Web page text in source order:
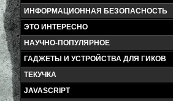
ИНФОРМАЦИОННАЯ БЕЗОПАСНОСТЬ
ЭТО ИНТЕРЕСНО
НАУЧНО-ПОПУЛЯРНОЕ
ГАДЖЕТЫ И УСТРОЙСТВА ДЛЯ ГИКОВ
ТЕКУЧКА
JAVASCRIPT